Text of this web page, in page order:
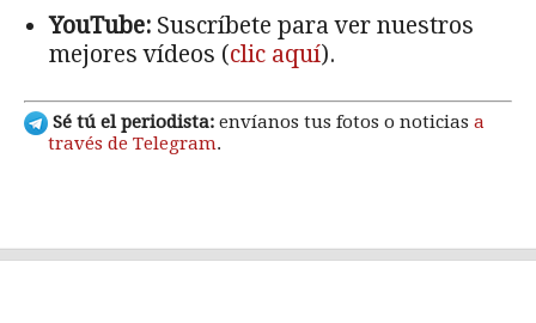
YouTube: Suscríbete para ver nuestros
mejores vídeos (clic aquí).
Sé tú el periodista: envíanos tus fotos o noticias a
través de Telegram.